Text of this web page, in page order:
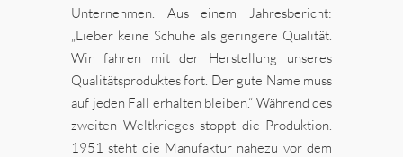
Unternehmen. Aus einem Jahresbericht:
„Lieber keine Schuhe als geringere Qualität.
Wir fahren mit der Herstellung unseres
Qualitätsproduktes fort. Der gute Name muss
auf jeden Fall erhalten bleiben.“ Während des
zweiten Weltkrieges stoppt die Produktion.
1951 steht die Manufaktur nahezu vor dem